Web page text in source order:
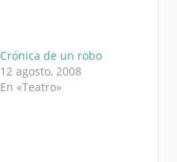
Crónica de un robo
12 agosto, 2008
En «Teatro»